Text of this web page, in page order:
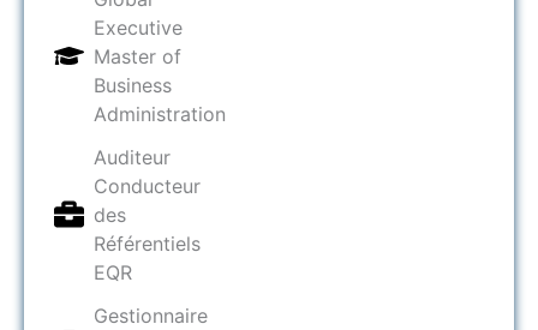
Executive
Master of
Business
Administration
Auditeur
Conducteur
des
Référentiels
EQR
Gestionnaire